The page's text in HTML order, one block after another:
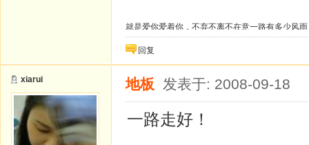
就是爱你爱着你，不弃不离不在意一路有多少
回复
xiarui 地板 发表于: 2008-09-18
一路走好！